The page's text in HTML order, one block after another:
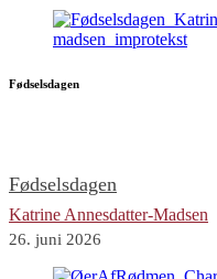
Fødselsdagen
Fødselsdagen
Katrine Annesdatter-Madsen
26. juni 2026